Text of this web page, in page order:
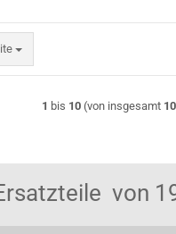
1 bis 10 (von insgesamt 10
von